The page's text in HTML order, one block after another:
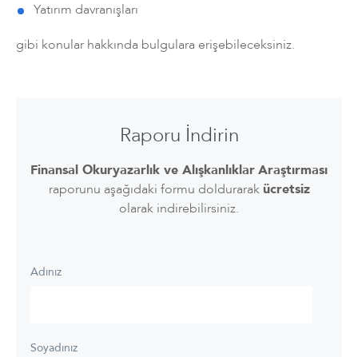
Yatırım davranışları
gibi konular hakkında bulgulara erişebileceksiniz.
Raporu İndirin
Finansal Okuryazarlık ve AlışkanlıklarAraştırması
raporunu aşağıdaki formu doldurarakücretsiz
olarak indirebilirsiniz.
Adınız
Soyadınız